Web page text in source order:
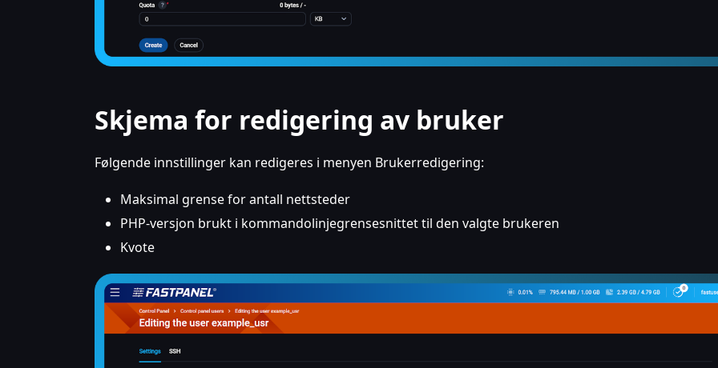
Skjema for redigering av bruker
Følgende innstillinger kan redigeres i menyen Brukerredigering:
Maksimal grense for antall nettsteder
PHP-versjon brukt i kommandolinjegrensesnittet til den valgte brukeren
Kvote